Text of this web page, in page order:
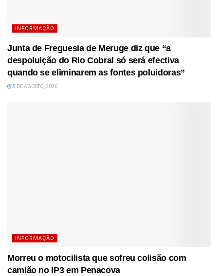
INFORMAÇÃO
Junta de Freguesia de Meruge diz que “a
despoluição do Rio Cobral só será efectiva
quando se eliminarem as fontes poluidoras”
5 DE AGOSTO, 2026
INFORMAÇÃO
Morreu o motocilista que sofreu colisão com
camião no IP3 em Penacova